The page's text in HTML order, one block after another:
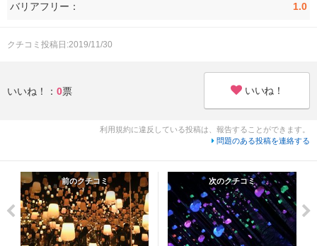
バリアフリー： 1.0
クチコミ投稿日:2019/11/30
いいね！： 0票 いいね！
利用規約に違反している投稿は、報告することができます。
問題のある投稿を連絡する
前のクチコミ 次のクチコミ